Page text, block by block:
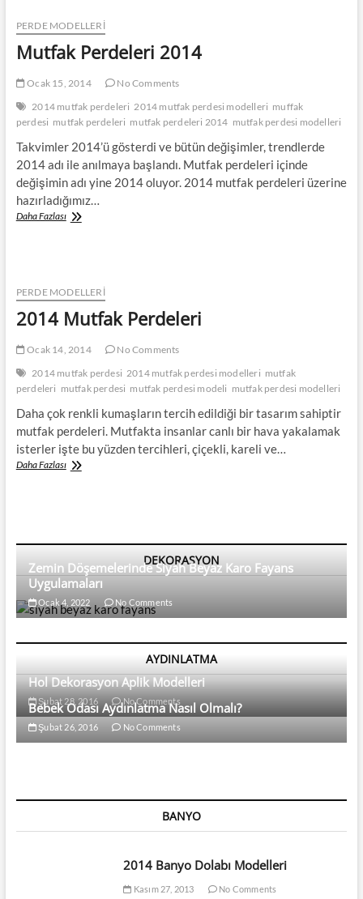
PERDE MODELLERI
Mutfak Perdeleri 2014
Ocak 15, 2014
No Comments
2014 mutfak perdeleri 2014 mutfak perdesi modelleri muffak
perdesi mutfak perdeleri mutfak perdeleri 2014 mutfak perdesi modelleri
Takvimler 2014’ü gösterdi ve bütün değişimler, trendlerde
2014 adı ile anılmaya başlandı. Mutfak perdeleri içinde
değişimin adı yine 2014 oluyor. 2014 mutfak perdeleri üzerine
hazırladığımız…
Daha FazlasıMutfak
PERDE MODELLERI
2014 Mutfak Perdeleri
Ocak 14, 2014
No Comments
2014 mutfak perdesi 2014 mutfak perdesi modelleri mutfak
perdeleri mutfak perdesi mutfak perdesi modeli mutfak perdesi modelleri
Daha çok renkli kumaşların tercih edildiği bir tasarım sahiptir
mutfak perdeleri. Mutfakta insanlar canlı bir hava yakalamak
isterler işte bu yüzden tercihleri, çiçekli, kareli ve…
Daha Fazlası2014
DEKORASYON
Zemin Döşemelerinde Siyah Beyaz Karo Fayans
Uygulamaları
Ocak 4, 2022 No Comments
AYDINLATMA
Hol Dekorasyon Aplik Modelleri
Şubat 28, 2016 No Comments
Bebek Odası Aydınlatma Nasıl Olmalı?
Şubat 26, 2016 No Comments
BANYO
2014 Banyo Dolabı Modelleri
Kasım 27, 2013 No Comments